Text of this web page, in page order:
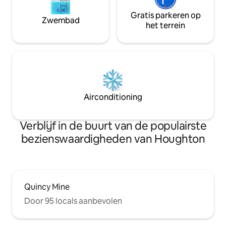
Zwembad
Gratis parkeren op
het terrein
Airconditioning
Verblijf in de buurt van de populairste
bezienswaardigheden van Houghton
Quincy Mine
Door 95 locals aanbevolen